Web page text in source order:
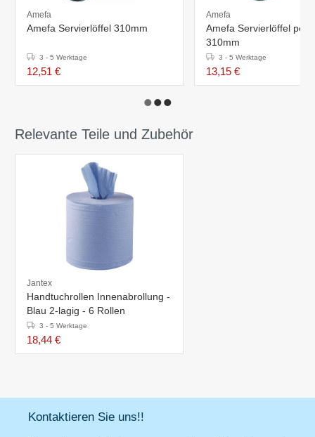
Amefa
Amefa Servierlöffel 310mm
3 - 5 Werktage
12,51 €
Amefa
Amefa Servierlöffel
310mm
3 - 5 Werktage
13,15 €
Relevante Teile und Zubehör
Jantex
Handtuchrollen Innenabrollung -
Blau 2-lagig - 6 Rollen
3 - 5 Werktage
18,44 €
Kontaktieren Sie uns!!